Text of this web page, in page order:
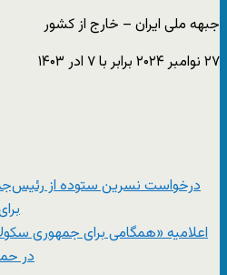
جبهه ملی ایران – خارج از کشور
۲۷ نوامبر ۲۰۲۴ برابر با ۷ ادر ۱۴۰۳
درخواست نسرین ستوده از
اعلامیه «همگامی برای جمهوری
در